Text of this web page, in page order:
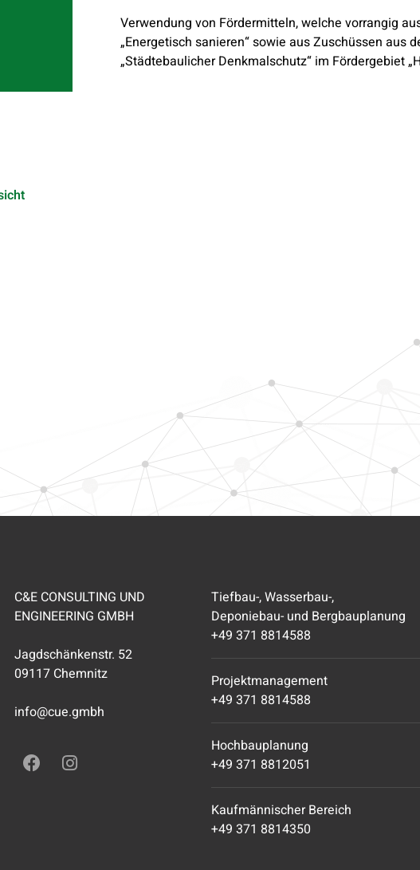
Verwendung von Fördermitteln, welche vorrangig
„Energetisch sanieren“ sowie aus Zuschüssen aus
„Städtebaulicher Denkmalschutz“ im Fördergebiet
C&E CONSULTING UND
ENGINEERING GMBH
Jagdschänkenstr. 52
09117 Chemnitz
info@cue.gmbh
Tiefbau-, Wasserbau-,
Deponiebau- und Bergbauplanung
+49 371 8814588
Projektmanagement
+49 371 8814588
Hochbauplanung
+49 371 8812051
Kaufmännischer Bereich
+49 371 8814350